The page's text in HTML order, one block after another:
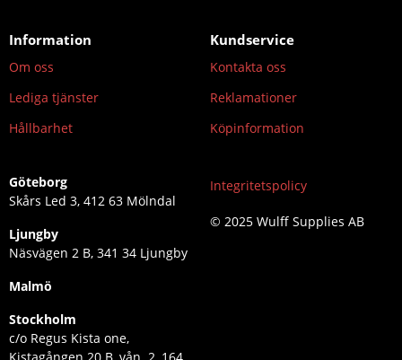
Information
Om oss
Lediga tjänster
Hållbarhet
Kundservice
Kontakta oss
Reklamationer
Köpinformation
Göteborg
Skårs Led 3, 412 63 Mölndal
Ljungby
Näsvägen 2 B, 341 34 Ljungby
Malmö
Stockholm
c/o Regus Kista one,
Integritetspolicy
© 2025 Wulff Supplies AB